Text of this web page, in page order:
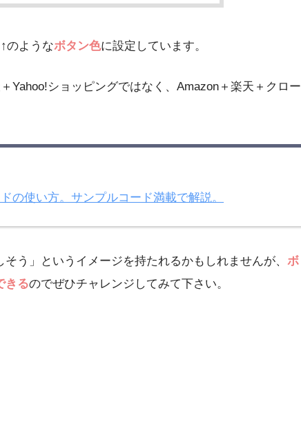
のようなボタン色に設定しています。
Yahoo!ショッピングではなく、Amazon＋楽天＋クロー
の使い方。サンプルコード満載で解説。
う」というイメージを持たれるかもしれませんが、 ボ
きるのでぜひチャレンジしてみて下さい。